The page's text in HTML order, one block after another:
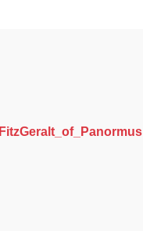
FitzGeralt_of_Panormus